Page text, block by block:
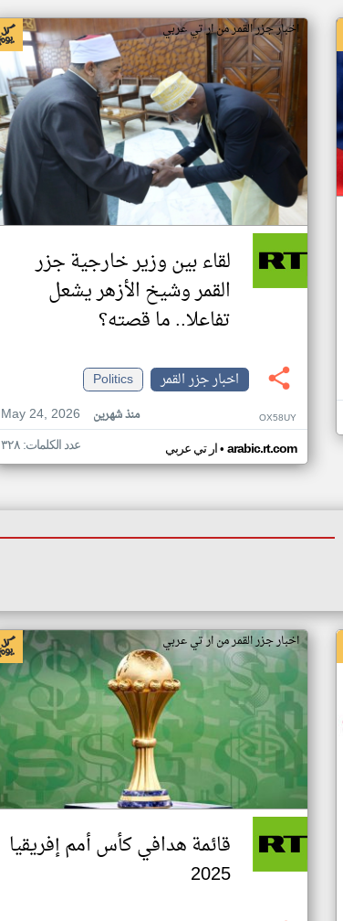
اخبار جزر القمر من ار تي عربي
لقاء بين وزير خارجية جزر
القمر وشيخ الأزهر يشعل
تفاعلا.. ما قصته؟
اخبار جزر القمر
Politics
May 24, 2026
منذ شهرين OX58UY
ار تي عربي• arabic.rt.com عدد الكلمات: ٣٢٨
اخبار جزر القمر من ار تي عربي
قائمة هدافي كأس أمم إفريقيا
2025